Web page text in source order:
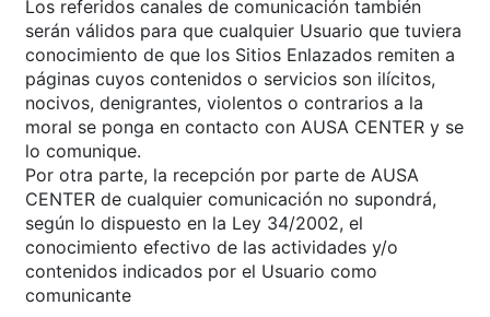
Los referidos canales de comunicación también
serán válidos para que cualquier Usuario que tuviera
conocimiento de que los Sitios Enlazados remiten a
páginas cuyos contenidos o servicios son ilícitos,
nocivos, denigrantes, violentos o contrarios a la
moral se ponga en contacto con AUSA CENTER y se
lo comunique.
Por otra parte, la recepción por parte de AUSA
CENTER de cualquier comunicación no supondrá,
según lo dispuesto en la Ley 34/2002, el
conocimiento efectivo de las actividades y/o
contenidos indicados por el Usuario como
comunicante